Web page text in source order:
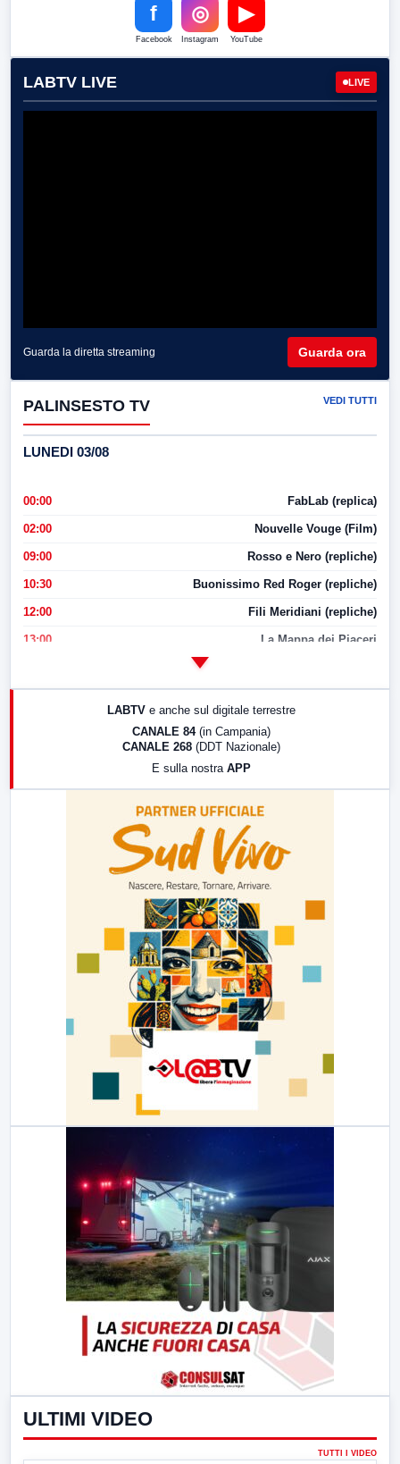
f
Facebook
◎
Instagram
▶
YouTube
LABTV LIVE LIVE
Guarda la diretta streaming Guarda ora
PALINSESTO TV VEDI TUTTI
LUNEDI 03/08
00:00 FabLab (replica)
02:00 Nouvelle Vouge (Film)
09:00 Rosso e Nero (repliche)
10:30 Buonissimo Red Roger (repliche)
12:00 Fili Meridiani (repliche)
13:00 La Mappa dei Piaceri
LABTV e anche sul digitale terrestre
CANALE 84 (in Campania)
CANALE 268 (DDT Nazionale)
E sulla nostra APP
ULTIMI VIDEO
TUTTI I VIDEO